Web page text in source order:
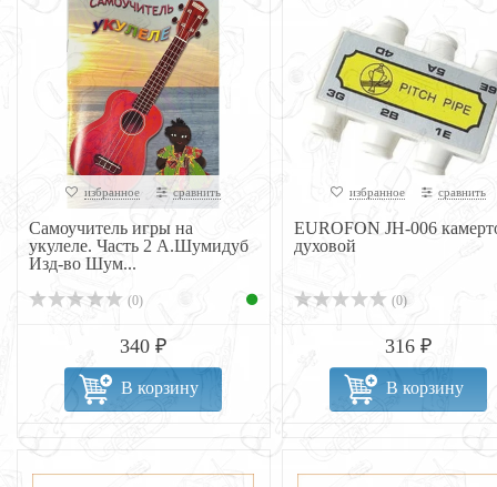
избранное сравнить
Самоучитель игры на
укулеле. Часть 2 А.Шумидуб
Изд-во Шум...
(0)
340 ₽
В корзину
избранное сравнить
EUROFON JH-006
духовой
(0)
316 ₽
В корзину